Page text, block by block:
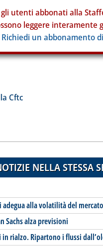
utenti abbonati alla
leggere interamente
Richiedi un abbonamento
notizia
Cftc
NELLA STESSA
adegua alla volatilità del mercato
Sachs alza previsioni
rialzo. Ripartono i flussi